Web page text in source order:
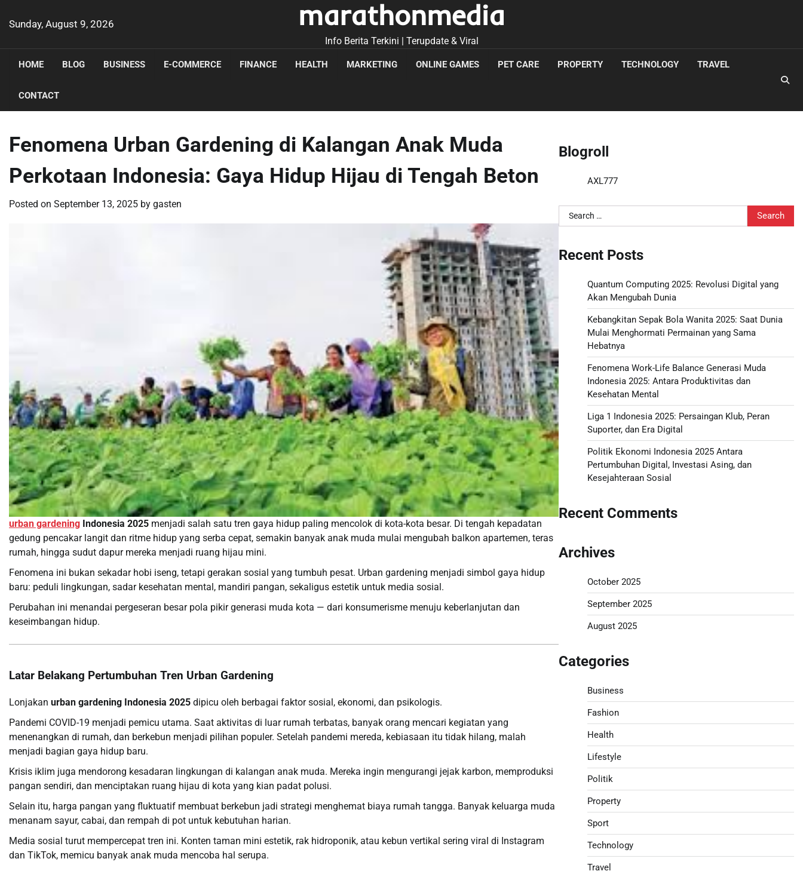
Sunday, August 9, 2026 marathonmedia
Info Berita Terkini | Terupdate & Viral
HOME BLOG BUSINESS E-COMMERCE FINANCE HEALTH MARKETING ONLINE GAMES PET CARE PROPERTY TECHNOLOGY TRAVEL
CONTACT
Fenomena Urban Gardening di Kalangan Anak Muda
Perkotaan Indonesia: Gaya Hidup Hijau di Tengah Beton
Posted on September 13, 2025 by gasten
urban gardening Indonesia 2025 menjadi salah satu tren gaya hidup paling mencolok di kota-kota besar. Di tengah kepadatan
gedung pencakar langit dan ritme hidup yang serba cepat, semakin banyak anak muda mulai mengubah balkon apartemen, teras
rumah, hingga sudut dapur mereka menjadi ruang hijau mini.
Fenomena ini bukan sekadar hobi iseng, tetapi gerakan sosial yang tumbuh pesat. Urban gardening menjadi simbol gaya hidup
baru: peduli lingkungan, sadar kesehatan mental, mandiri pangan, sekaligus estetik untuk media sosial.
Perubahan ini menandai pergeseran besar pola pikir generasi muda kota — dari konsumerisme menuju keberlanjutan dan
keseimbangan hidup.
Latar Belakang Pertumbuhan Tren Urban Gardening
Lonjakan urban gardening Indonesia 2025 dipicu oleh berbagai faktor sosial, ekonomi, dan psikologis.
Pandemi COVID-19 menjadi pemicu utama. Saat aktivitas di luar rumah terbatas, banyak orang mencari kegiatan yang
menenangkan di rumah, dan berkebun menjadi pilihan populer. Setelah pandemi mereda, kebiasaan itu tidak hilang, malah
menjadi bagian gaya hidup baru.
Krisis iklim juga mendorong kesadaran lingkungan di kalangan anak muda. Mereka ingin mengurangi jejak karbon, memproduksi
pangan sendiri, dan menciptakan ruang hijau di kota yang kian padat polusi.
Selain itu, harga pangan yang fluktuatif membuat berkebun jadi strategi menghemat biaya rumah tangga. Banyak keluarga muda
menanam sayur, cabai, dan rempah di pot untuk kebutuhan harian.
Media sosial turut mempercepat tren ini. Konten taman mini estetik, rak hidroponik, atau kebun vertikal sering viral di Instagram
dan TikTok, memicu banyak anak muda mencoba hal serupa.
Blogroll
AXL777
Search
for:
Recent Posts
Quantum Computing 2025: Revolusi Digital yang
Akan Mengubah Dunia
Kebangkitan Sepak Bola Wanita 2025: Saat Dunia
Mulai Menghormati Permainan yang Sama
Hebatnya
Fenomena Work-Life Balance Generasi Muda
Indonesia 2025: Antara Produktivitas dan
Kesehatan Mental
Liga 1 Indonesia 2025: Persaingan Klub, Peran
Suporter, dan Era Digital
Politik Ekonomi Indonesia 2025 Antara
Pertumbuhan Digital, Investasi Asing, dan
Kesejahteraan Sosial
Recent Comments
Archives
October 2025
September 2025
August 2025
Categories
Business
Fashion
Health
Lifestyle
Politik
Property
Sport
Technology
Travel